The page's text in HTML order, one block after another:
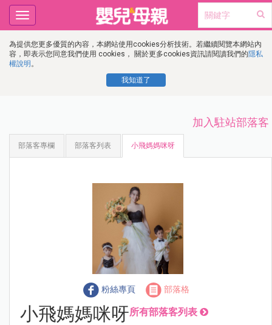
為提供您更多優質的內容，本網站使用cookies分析技術。若繼續閱覽本網站內
容，即表示您同意我們使用 cookies， 關於更多cookies資訊請閱讀我們的隱私
權說明 。
我知道了
Toggle
navigation
加入駐站部落客
部落客專欄 部落客列表 小飛媽媽咪呀
粉絲專頁 部落格
小飛媽媽咪呀所有部落客列表